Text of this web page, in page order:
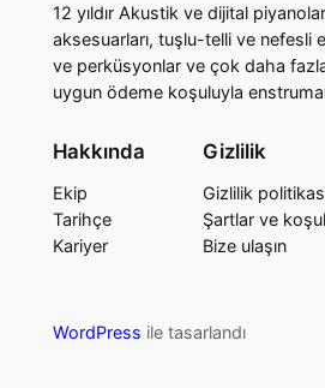
12 yıldır Akustik ve dijital
aksesuarları, tuşlu-telli ve nefesli
ve perküsyonlar ve çok daha
uygun ödeme koşuluyla
Hakkında
Ekip
Tarihçe
Kariyer
Gizlilik
Gizlilik
Şartlar ve
Bize ulaşın
WordPress ile tasarlandı